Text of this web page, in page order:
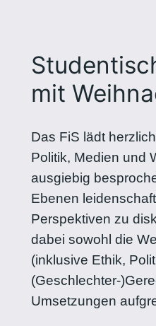
mit
Das FiS lädt
Politik, Medien und
ausgiebig
Ebenen
Perspektiven zu
dabei sowohl die
(inklusive Ethik,
(Geschlechter-
Umsetzungen